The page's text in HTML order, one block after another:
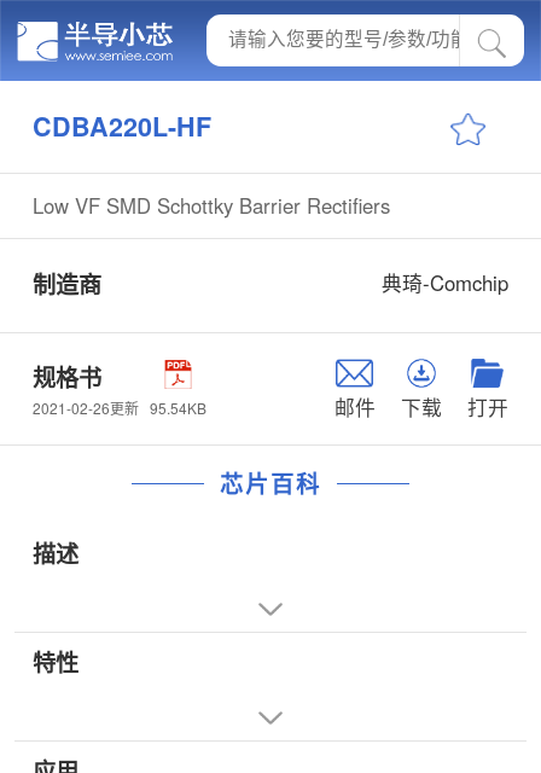
CDBA220L-HF
Low VF SMD Schottky Barrier Rectifiers
制造商 典琦-Comchip
规格书
2021-02-26更新 95.54KB 邮件 下载 打开
芯片百科
描述
特性